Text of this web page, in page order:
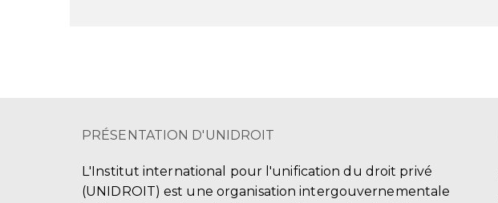
PRÉSENTATION D'UNIDROIT
L'Institut international pour l'unification du droit privé
(UNIDROIT) est une organisation intergouvernementale